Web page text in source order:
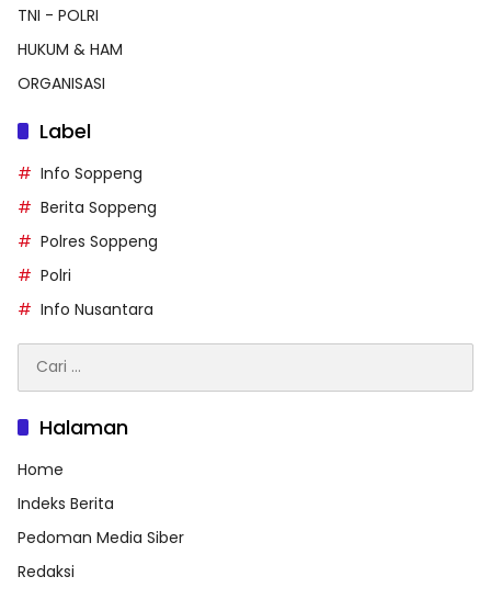
TNI - POLRI
HUKUM & HAM
ORGANISASI
Label
Info Soppeng
Berita Soppeng
Polres Soppeng
Polri
Info Nusantara
untuk:
Halaman
Home
Indeks Berita
Pedoman Media Siber
Redaksi